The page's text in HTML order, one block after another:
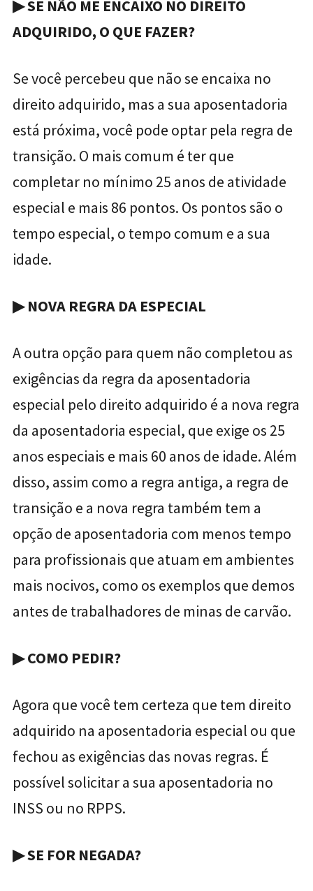
▶SE NÃO ME ENCAIXO NO DIREITO
ADQUIRIDO, O QUE FAZER?
Se você percebeu que não se encaixa no
direito adquirido, mas a sua aposentadoria
está próxima, você pode optar pela regra de
transição. O mais comum é ter que
completar no mínimo 25 anos de atividade
especial e mais 86 pontos. Os pontos são o
tempo especial, o tempo comum e a sua
idade.
▶NOVA REGRA DA ESPECIAL
A outra opção para quem não completou as
exigências da regra da aposentadoria
especial pelo direito adquirido é a nova regra
da aposentadoria especial, que exige os 25
anos especiais e mais 60 anos de idade. Além
disso, assim como a regra antiga, a regra de
transição e a nova regra também tem a
opção de aposentadoria com menos tempo
para profissionais que atuam em ambientes
mais nocivos, como os exemplos que demos
antes de trabalhadores de minas de carvão.
▶ COMO PEDIR?
Agora que você tem certeza que tem direito
adquirido na aposentadoria especial ou que
fechou as exigências das novas regras. É
possível solicitar a sua aposentadoria no
INSS ou no RPPS.
▶ SE FOR NEGADA?